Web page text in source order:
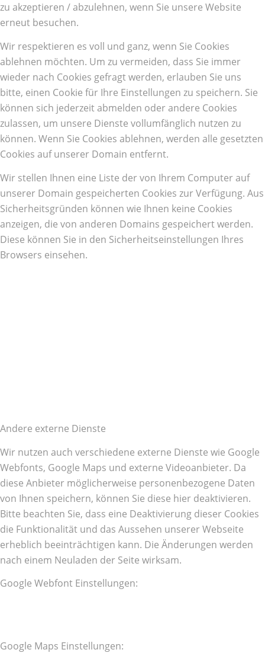
zu akzeptieren / abzulehnen, wenn Sie unsere Website
erneut besuchen.
Wir respektieren es voll und ganz, wenn Sie Cookies
ablehnen möchten. Um zu vermeiden, dass Sie immer
wieder nach Cookies gefragt werden, erlauben Sie uns
bitte, einen Cookie für Ihre Einstellungen zu speichern. Sie
können sich jederzeit abmelden oder andere Cookies
zulassen, um unsere Dienste vollumfänglich nutzen zu
können. Wenn Sie Cookies ablehnen, werden alle gesetzten
Cookies auf unserer Domain entfernt.
Wir stellen Ihnen eine Liste der von Ihrem Computer auf
unserer Domain gespeicherten Cookies zur Verfügung. Aus
Sicherheitsgründen können wie Ihnen keine Cookies
anzeigen, die von anderen Domains gespeichert werden.
Diese können Sie in den Sicherheitseinstellungen Ihres
Browsers einsehen.
Andere externe Dienste
Wir nutzen auch verschiedene externe Dienste wie Google
Webfonts, Google Maps und externe Videoanbieter. Da
diese Anbieter möglicherweise personenbezogene Daten
von Ihnen speichern, können Sie diese hier deaktivieren.
Bitte beachten Sie, dass eine Deaktivierung dieser Cookies
die Funktionalität und das Aussehen unserer Webseite
erheblich beeinträchtigen kann. Die Änderungen werden
nach einem Neuladen der Seite wirksam.
Google Webfont Einstellungen:
Google Maps Einstellungen: